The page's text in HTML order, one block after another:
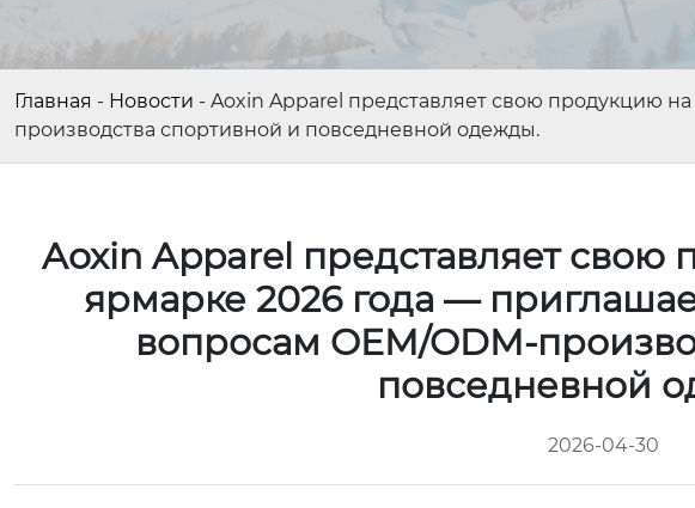
Главная - Новости - Aoxin Apparel представляет свою продукцию
производства спортивной и повседневной одежды.
Aoxin Apparel представляет свою
ярмарке 2026 года —
вопросам OEM/ODM-
повседневной
2026-04-30